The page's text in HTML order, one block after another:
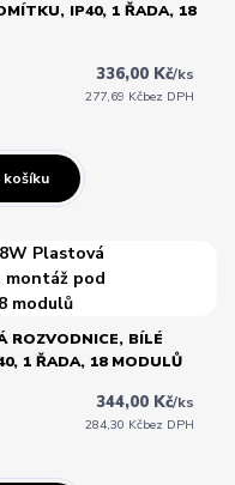
IP40, 1 ŘADA, 18
336,00 Kč/ks
277,69 Kčbez DPH
košíku
ROZVODNICE, BÍLÉ
1 ŘADA, 18 MODULŮ
344,00 Kč/ks
284,30 Kčbez DPH